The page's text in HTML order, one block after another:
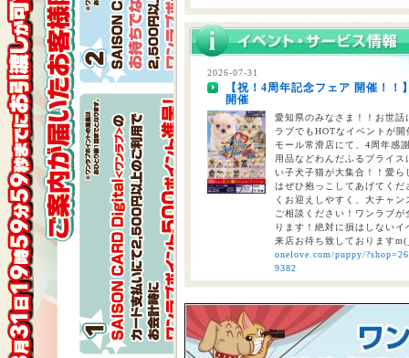
2026-07-29
熊本県を中心とする地震について
2026-07-28
【重要】熊本地震に伴う臨時休
2026-07-31
【祝！4周年記念フェア 開催！
開催
愛知県のみなさま！！お世
ラブでもHOTなイベントが
モール常滑店にて、4周年感
用品などわんだふるプライ
い子犬子猫が大集合！！愛
はぜひ抱っこしてあげてく
くお迎えしやすく、大チャ
ご相談ください！ワンラブ
ります！絶対に損はしない
来店お待ち致しております
onelove.com/puppy/
9382
2026-07-31
【2026年 大決算商談会 第2弾開
しまで
ペットショップ ワンラブ